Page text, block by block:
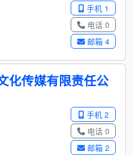
手机 1
电话 0
邮箱 4
化传媒有限责任公
手机 2
电话 0
邮箱 2